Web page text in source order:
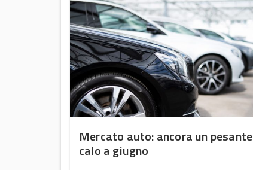
Mercato auto: ancora un pesante
calo a giugno